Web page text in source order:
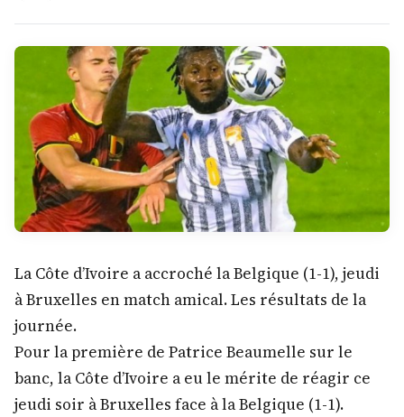
La Côte d’Ivoire a accroché la Belgique (1-1), jeudi
à Bruxelles en match amical. Les résultats de la
journée.
Pour la première de Patrice Beaumelle sur le
banc, la Côte d’Ivoire a eu le mérite de réagir ce
jeudi soir à Bruxelles face à la Belgique (1-1).